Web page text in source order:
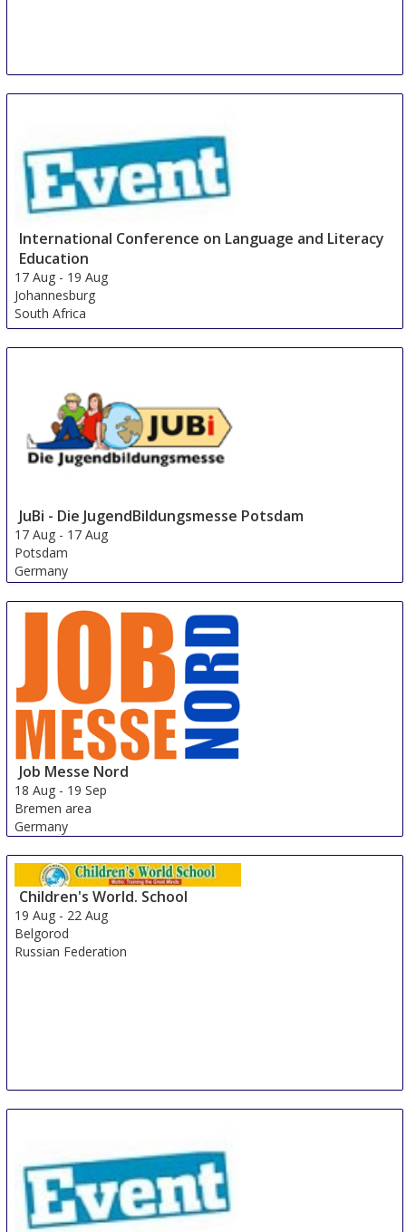
International Conference on Language and Literacy
Education
17 Aug - 19 Aug
Johannesburg
South Africa
JuBi - Die JugendBildungsmesse Potsdam
17 Aug - 17 Aug
Potsdam
Germany
Job Messe Nord
18 Aug - 19 Sep
Bremen area
Germany
Children's World. School
19 Aug - 22 Aug
Belgorod
Russian Federation